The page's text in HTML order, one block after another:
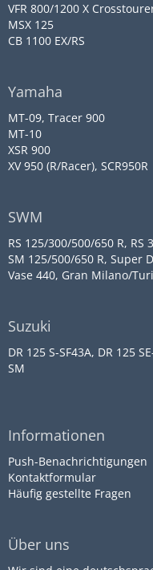
VFR 800/1200 X
MSX 125
CB 1100 EX/RS
Yamaha
MT-09, Tracer 900
MT-10
XSR 900
XV 950 (R/Racer), SCR950R
SWM
RS 125/300/500/650 R, RS
SM 125/500/650 R, Super
Vase 440, Gran Milano/
Suzuki
DR 125 S-SF43A, DR 125
SM
Informationen
Push-Benachrichtigungen
Kontaktformular
Häufig gestellte Fragen
Über uns